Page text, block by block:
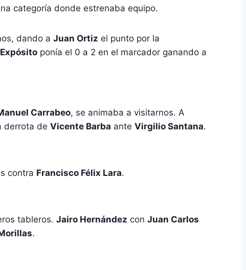
categoría donde estrenaba equipo.
dando a Juan Ortiz el punto por la
ponía el 0 a 2 en el marcador ganando a
Carrabeo, se animaba a visitarnos. A
derrota de Vicente Barba ante Virgilio Santana.
contra Francisco Félix Lara.
tableros. Jairo Hernández con Juan Carlos
.